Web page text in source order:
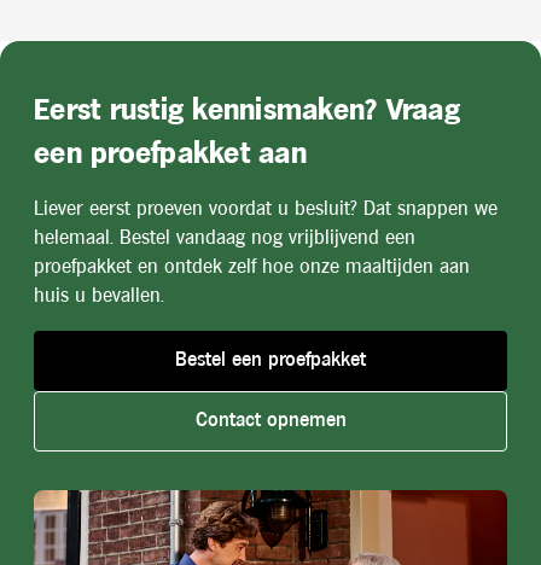
Eerst rustig kennismaken? Vraag
een proefpakket aan
Liever eerst proeven voordat u besluit? Dat snappen we
helemaal. Bestel vandaag nog vrijblijvend een
proefpakket en ontdek zelf hoe onze maaltijden aan
huis u bevallen.
Bestel een proefpakket
Contact opnemen